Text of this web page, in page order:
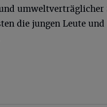
umweltverträglicher
die jungen Leute